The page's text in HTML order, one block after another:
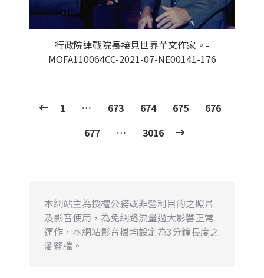
行政院連戰院長接見世界華文作家。-
MOFA110064CC-2021-07-NE00141-176
1 … 673 674 675
676
677
… 3016
本網站主為授權公務或非營利目的之照片
及影音使用，為免網路流量過大影響正常
運作，本網站影音檔均設定為3分鐘長度之
瀏覽檔。